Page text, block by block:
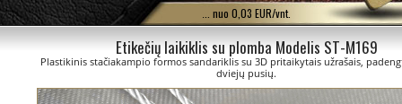
... nuo 0,03 EUR/vnt.
Etikečių laikiklis su plomba Modelis ST-M169
Plastikinis stačiakampio formos sandariklis su 3D pritaikytais užrašais,
dviejų pusių.